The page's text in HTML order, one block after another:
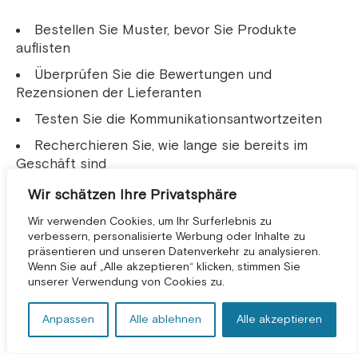
Wir schätzen Ihre Privatsphäre
Wir verwenden Cookies, um Ihr Surferlebnis zu
verbessern, personalisierte Werbung oder Inhalte zu
präsentieren und unseren Datenverkehr zu analysieren.
Wenn Sie auf „Alle akzeptieren“ klicken, stimmen Sie
unserer Verwendung von Cookies zu.
Anpassen Alle ablehnen Alle akzeptieren
KOSTENLOSE BERATUNG *
Bestellen Sie Muster, bevor Sie Produkte
auflisten
Überprüfen Sie die Bewertungen und
Rezensionen der Lieferanten
Testen Sie die Kommunikationsantwortzeiten
Recherchieren Sie, wie lange sie bereits im
Geschäft sind
Verwenden von
Produktbeschreibungen des
Herstellers
Allgemeine Lieferantenbeschreibungen schreien
versierten Kunden nach “Dropshipper“. Erstellen
Sie immer einzigartige: